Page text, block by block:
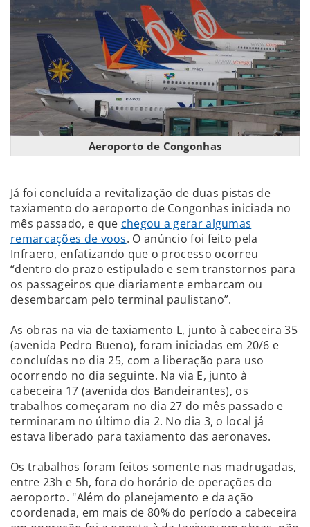
Aeroporto de Congonhas
Já foi concluída a revitalização de duas pistas de
taxiamento do aeroporto de Congonhas iniciada no
mês passado, e que chegou a gerar algumas
remarcações de voos. O anúncio foi feito pela
Infraero, enfatizando que o processo ocorreu
“dentro do prazo estipulado e sem transtornos para
os passageiros que diariamente embarcam ou
desembarcam pelo terminal paulistano”.
As obras na via de taxiamento L, junto à cabeceira 35
(avenida Pedro Bueno), foram iniciadas em 20/6 e
concluídas no dia 25, com a liberação para uso
ocorrendo no dia seguinte. Na via E, junto à
cabeceira 17 (avenida dos Bandeirantes), os
trabalhos começaram no dia 27 do mês passado e
terminaram no último dia 2. No dia 3, o local já
estava liberado para taxiamento das aeronaves.
Os trabalhos foram feitos somente nas madrugadas,
entre 23h e 5h, fora do horário de operações do
aeroporto. "Além do planejamento e da ação
coordenada, em mais de 80% do período a cabeceira